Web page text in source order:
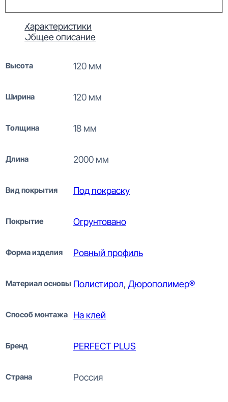
Характеристики
Общее описание
Высота 120 мм
Ширина 120 мм
Толщина 18 мм
Длина 2000 мм
Вид покрытия Под покраску
Покрытие Огрунтовано
Форма изделия Ровный профиль
Материал основы Полистирол, Дюрополимер®
Способ монтажа На клей
Бренд PERFECT PLUS
Страна Россия